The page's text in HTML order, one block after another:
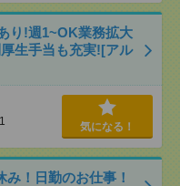
り!週1~OK業務拡大
生手当も充実![アル
気になる！
！日勤のお仕事！